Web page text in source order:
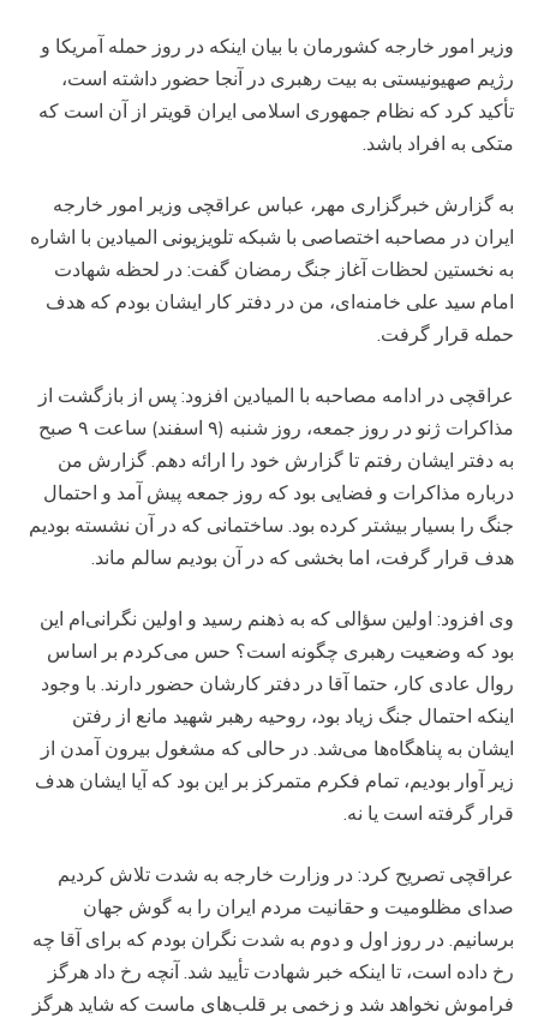
وزیر امور خارجه کشورمان با بیان اینکه در روز حمله آمریکا و
رژیم صهیونیستی به بیت رهبری در آنجا حضور داشته است،
تأکید کرد که نظام جمهوری اسلامی ایران قویتر از آن است که
متکی به افراد باشد.
به گزارش خبرگزاری مهر، عباس عراقچی وزیر امور خارجه
ایران در مصاحبه اختصاصی با شبکه تلویزیونی المیادین با اشاره
به نخستین لحظات آغاز جنگ رمضان گفت: در لحظه شهادت
امام سید علی خامنه‌ای، من در دفتر کار ایشان بودم که هدف
حمله قرار گرفت.
عراقچی در ادامه مصاحبه با المیادین افزود: پس از بازگشت از
مذاکرات ژنو در روز جمعه، روز شنبه (۹ اسفند) ساعت ۹ صبح
به دفتر ایشان رفتم تا گزارش خود را ارائه دهم. گزارش من
درباره مذاکرات و فضایی بود که روز جمعه پیش آمد و احتمال
جنگ را بسیار بیشتر کرده بود. ساختمانی که در آن نشسته بودیم
هدف قرار گرفت، اما بخشی که در آن بودیم سالم ماند.
وی افزود: اولین سؤالی که به ذهنم رسید و اولین نگرانی‌ام این
بود که وضعیت رهبری چگونه است؟ حس می‌کردم بر اساس
روال عادی کار، حتما آقا در دفتر کارشان حضور دارند. با وجود
اینکه احتمال جنگ زیاد بود، روحیه رهبر شهید مانع از رفتن
ایشان به پناهگاه‌ها می‌شد. در حالی که مشغول بیرون آمدن از
زیر آوار بودیم، تمام فکرم متمرکز بر این بود که آیا ایشان هدف
قرار گرفته است یا نه.
عراقچی تصریح کرد: در وزارت خارجه به شدت تلاش کردیم
صدای مظلومیت و حقانیت مردم ایران را به گوش جهان
برسانیم. در روز اول و دوم به شدت نگران بودم که برای آقا چه
رخ داده است، تا اینکه خبر شهادت تأیید شد. آنچه رخ داد هرگز
فراموش نخواهد شد و زخمی بر قلب‌های ماست که شاید هرگز